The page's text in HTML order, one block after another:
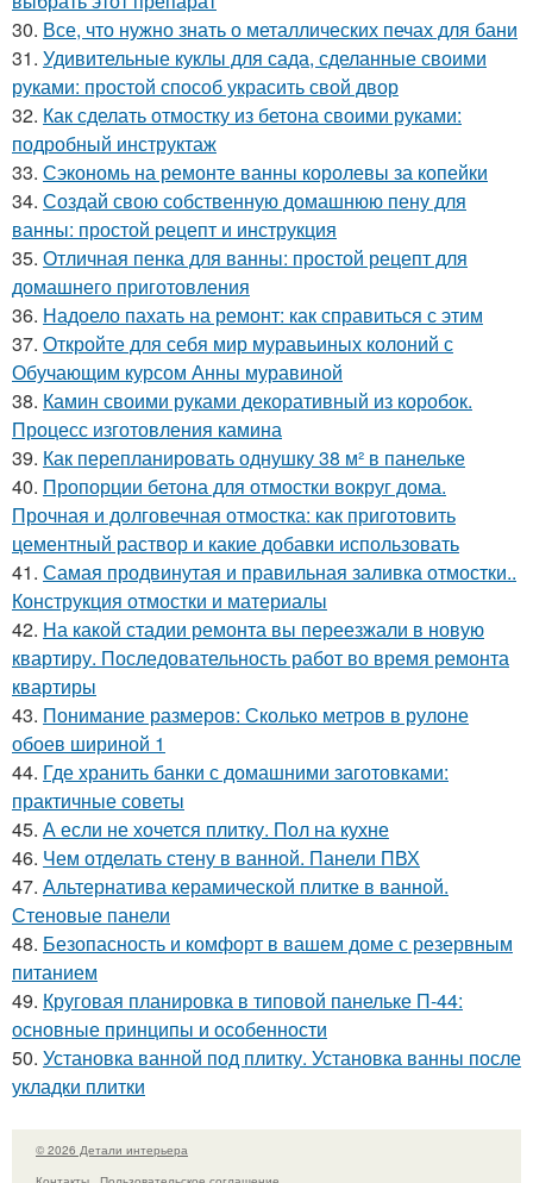
30. Все, что нужно знать о металлических печах для бани
31. Удивительные куклы для сада, сделанные своими
руками: простой способ украсить свой двор
32. Как сделать отмостку из бетона своими руками:
подробный инструктаж
33. Сэкономь на ремонте ванны королевы за копейки
34. Создай свою собственную домашнюю пену для
ванны: простой рецепт и инструкция
35. Отличная пенка для ванны: простой рецепт для
домашнего приготовления
36. Надоело пахать на ремонт: как справиться с этим
37. Откройте для себя мир муравьиных колоний с
Обучающим курсом Анны муравиной
38. Камин своими руками декоративный из коробок.
Процесс изготовления камина
39. Как перепланировать однушку 38 м² в панельке
40. Пропорции бетона для отмостки вокруг дома.
Прочная и долговечная отмостка: как приготовить
цементный раствор и какие добавки использовать
41. Самая продвинутая и правильная заливка отмостки..
Конструкция отмостки и материалы
42. На какой стадии ремонта вы переезжали в новую
квартиру. Последовательность работ во время ремонта
квартиры
43. Понимание размеров: Сколько метров в рулоне
обоев шириной 1
44. Где хранить банки с домашними заготовками:
практичные советы
45. А если не хочется плитку. Пол на кухне
46. Чем отделать стену в ванной. Панели ПВХ
47. Альтернатива керамической плитке в ванной.
Стеновые панели
48. Безопасность и комфорт в вашем доме с резервным
питанием
49. Круговая планировка в типовой панельке П-44:
основные принципы и особенности
50. Установка ванной под плитку. Установка ванны после
укладки плитки
© 2026 Детали интерьера